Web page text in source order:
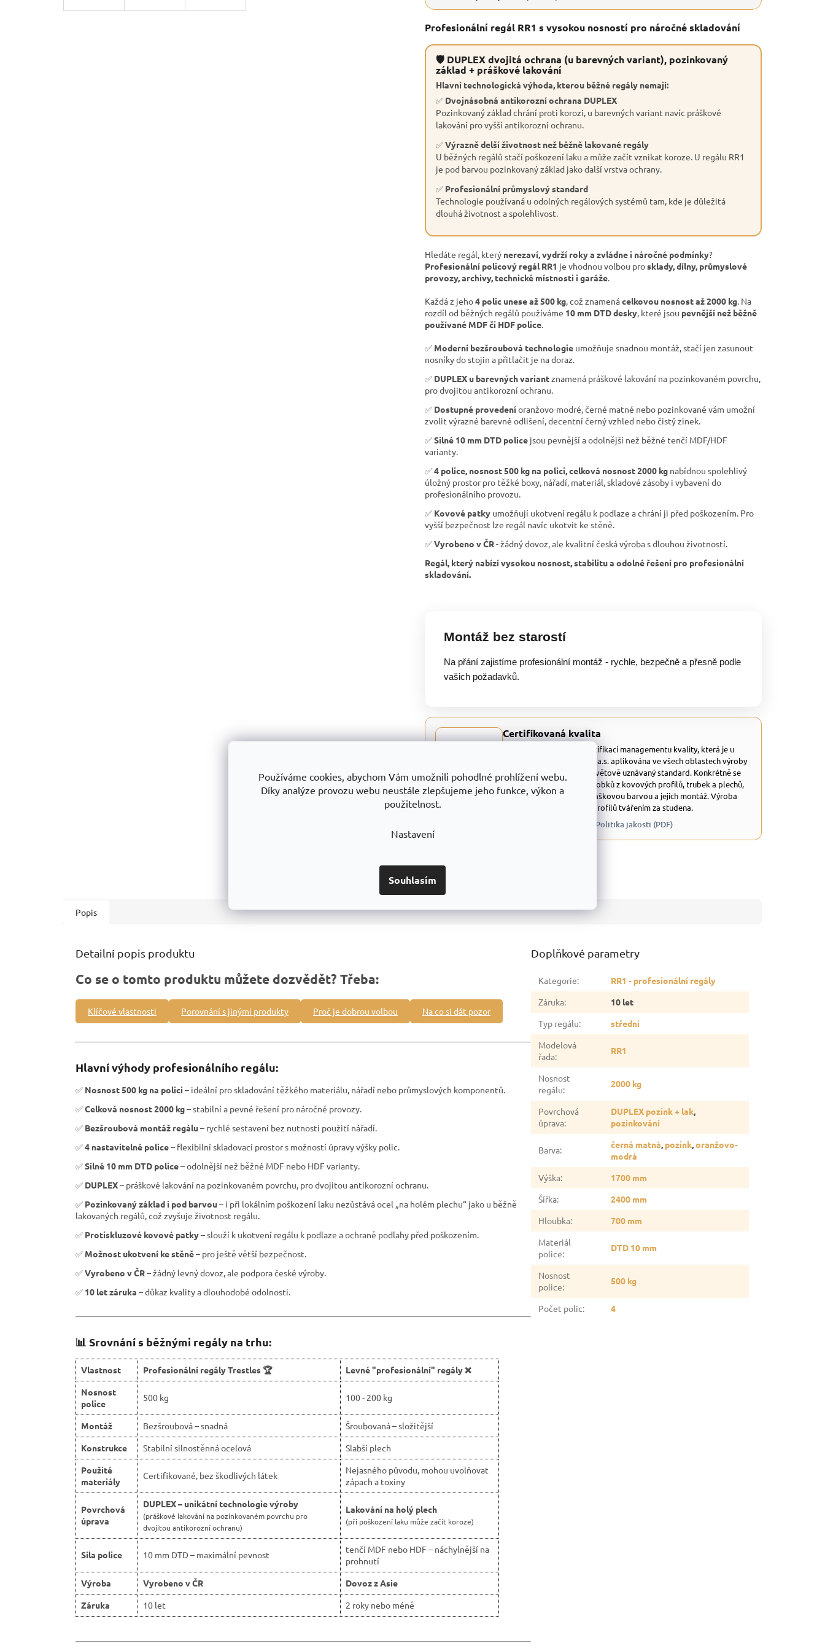
Používáme cookies, abychom Vám umožnili pohodlné prohlížení webu.
Díky analýze provozu webu neustále zlepšujeme jeho funkce, výkon a
použitelnost.
Nastavení
Souhlasím
Profesionální regál RR1 s vysokou nosností pro náročné skladování
🛡 DUPLEX dvojitá ochrana (u barevných variant), pozinkovaný
základ + práškové lakování
Hlavní technologická výhoda, kterou běžné regály nemají:
✅ Dvojnásobná antikorozní ochrana DUPLEX
Pozinkovaný základ chrání proti korozi, u barevných variant navíc práškové
lakování pro vyšší antikorozní ochranu.
✅Výrazně delší životnost než běžně lakované regály
U běžných regálů stačí poškození laku a může začít vznikat koroze. U regálu RR1
je pod barvou pozinkovaný základ jako další vrstva ochrany.
✅ Profesionální průmyslový standard
Technologie používaná u odolných regálových systémů tam, kde je důležitá
dlouhá životnost a spolehlivost.
Hledáte regál, který nerezaví, vydrží roky a zvládne i náročné podmínky?
Profesionální policový regál RR1 je vhodnou volbou prosklady, dílny, průmyslové
provozy, archivy, technické místnosti i garáže.
Každá z jeho4 polic unese až 500 kg, což znamenácelkovou nosnost až 2000 kg. Na
rozdíl od běžných regálů používáme 10 mm DTD desky, které jsou pevnější než běžně
používané MDF či HDF police.
✅ Moderní bezšroubová technologie umožňuje snadnou montáž, stačí jen zasunout
nosníky do stojin a přitlačit je na doraz.
✅ DUPLEX u barevných variantznamená práškové lakování na pozinkovaném povrchu,
pro dvojitou antikorozní ochranu.
✅ Dostupné provedeníoranžovo-modré, černé matné nebo pozinkované vám umožní
zvolit výrazné barevné odlišení, decentní černý vzhled nebo čistý zinek.
✅Silné 10 mm DTD police jsou pevnější a odolnější než běžné tenčí MDF/HDF
varianty.
✅4 police, nosnost 500 kg na polici, celková nosnost 2000 kg nabídnou spolehlivý
úložný prostor pro těžké boxy, nářadí, materiál, skladové zásoby i vybavení do
profesionálního provozu.
✅ Kovové patky umožňují ukotvení regálu k podlaze a chrání ji před poškozením. Pro
vyšší bezpečnost lze regál navíc ukotvit ke stěně.
✅Vyrobeno v ČR- žádný dovoz, ale kvalitní česká výroba s dlouhou životností.
Regál, který nabízí vysokou nosnost, stabilitu a odolné řešení pro profesionální
skladování.
Montáž bez starostí
Na přání zajistíme profesionální montáž - rychle, bezpečně a přesně podle
vašich požadavků.
Certifikovaná kvalita
Trestles a.s. disponuje certifikací managementu kvality, která je u
všech produktů TRESTLES a.s. aplikována ve všech oblastech výroby
a služeb. Jedná se o celosvětově uznávaný standard. Konkrétně se
jedná o vývoj a výrobu výrobků z kovových profilů, trubek a plechů,
povrchově upravených práškovou barvou a jejich montáž. Výroba
otevřených a uzavřených profilů tvářením za studena.
Politika jakosti (PDF)
Popis
Detailní popis produktu
Co se o tomto produktu můžete dozvědět? Třeba:
Klíčové vlastnosti Porovnání s jinými produkty Proč je dobrou volbou Na co si dát pozor
Hlavní výhody profesionálního regálu:
✅ Nosnost 500 kg na polici – ideální pro skladování těžkého materiálu, nářadí nebo průmyslových komponentů.
✅Celková nosnost 2000 kg– stabilní a pevné řešení pro náročné provozy.
✅ Bezšroubová montáž regálu– rychlé sestavení bez nutnosti použití nářadí.
✅4 nastavitelné police– flexibilní skladovací prostor s možností úpravy výšky polic.
✅Silné 10 mm DTD police– odolnější než běžné MDF nebo HDF varianty.
✅ DUPLEX– práškové lakování na pozinkovaném povrchu, pro dvojitou antikorozní ochranu.
✅ Pozinkovaný základ i pod barvou– i při lokálním poškození laku nezůstává ocel „na holém plechu“ jako u běžně
lakovaných regálů, což zvyšuje životnost regálu.
✅ Protiskluzové kovové patky– slouží k ukotvení regálu k podlaze a ochraně podlahy před poškozením.
✅ Možnost ukotvení ke stěně– pro ještě větší bezpečnost.
✅Vyrobeno v ČR– žádný levný dovoz, ale podpora české výroby.
✅ 10 let záruka – důkaz kvality a dlouhodobé odolnosti.
📊 Srovnání s běžnými regály na trhu:
Vlastnost Profesionální regály Trestles 🏆
Levné "profesionální" regály ❌
Nosnost
police
500 kg 100 - 200 kg
Montáž Bezšroubová – snadná
Šroubovaná – složitější
Konstrukce
Stabilní silnostěnná ocelová
Slabší plech
Použité
materiály
Certifikované, bez škodlivých látek
Nejasného původu, mohou uvolňovat
zápach a toxiny
Povrchová
úprava
DUPLEX – unikátní technologie výroby
(práškové lakování na pozinkovaném povrchu pro
dvojitou antikorozní ochranu)
Lakování na holý plech
(při poškození laku může začít koroze)
Síla police 10 mm DTD – maximální pevnost
tenčí MDF nebo HDF – náchylnější na
prohnutí
Výroba
Vyrobeno v ČR
Dovoz z Asie
Záruka
10 let 2 roky nebo méně
Doplňkové parametry
Kategorie:
RR1 - profesionální regály
Záruka:
10 let
Typ regálu:
střední
Modelová
řada:
RR1
Nosnost
regálu:
2000 kg
Povrchová
úprava:
DUPLEX pozink + lak,
pozinkování
Barva: černá matná, pozink,oranžovo-
modrá
Výška:
1700 mm
Šířka:
2400 mm
Hloubka:
700 mm
Materiál
police:
DTD 10 mm
Nosnost
police:
500 kg
Počet polic: 4